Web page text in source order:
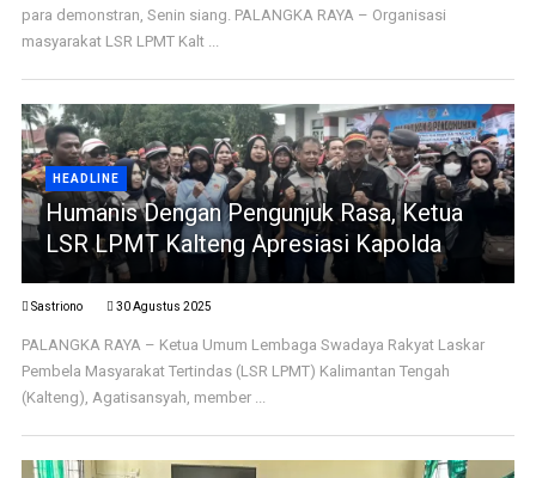
para demonstran, Senin siang. PALANGKA RAYA – Organisasi
masyarakat LSR LPMT Kalt ...
HEADLINE
Humanis Dengan Pengunjuk Rasa, Ketua
LSR LPMT Kalteng Apresiasi Kapolda
Sastriono 30 Agustus 2025
PALANGKA RAYA – Ketua Umum Lembaga Swadaya Rakyat Laskar
Pembela Masyarakat Tertindas (LSR LPMT) Kalimantan Tengah
(Kalteng), Agatisansyah, member ...